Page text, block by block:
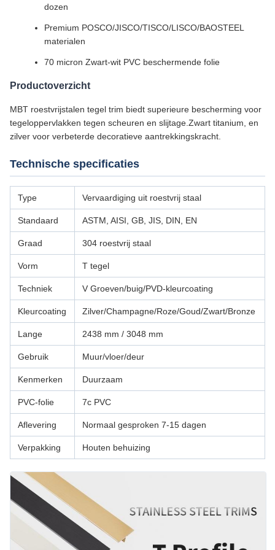
dozen
Premium POSCO/JISCO/TISCO/LISCO/BAOSTEEL
materialen
70 micron Zwart-wit PVC beschermende folie
Productoverzicht
MBT roestvrijstalen tegel trim biedt superieure bescherming voor
tegeloppervlakken tegen scheuren en slijtage.Zwart titanium, en
zilver voor verbeterde decoratieve aantrekkingskracht.
Technische specificaties
Type Vervaardiging uit roestvrij staal
Standaard ASTM, AISI, GB, JIS, DIN, EN
Graad 304 roestvrij staal
Vorm T tegel
Techniek V Groeven/buig/PVD-kleurcoating
Kleurcoating Zilver/Champagne/Roze/Goud/Zwart/Bronze
Lange 2438 mm / 3048 mm
Gebruik Muur/vloer/deur
Kenmerken Duurzaam
PVC-folie 7c PVC
Aflevering Normaal gesproken 7-15 dagen
Verpakking Houten behuizing